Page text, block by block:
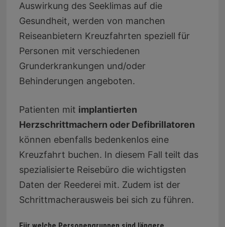
Auswirkung des Seeklimas auf die
Gesundheit, werden von manchen
Reiseanbietern Kreuzfahrten speziell für
Personen mit verschiedenen
Grunderkrankungen und/oder
Behinderungen angeboten.
Patienten mit implantierten
Herzschrittmachern oder Defibrillatoren
können ebenfalls bedenkenlos eine
Kreuzfahrt buchen. In diesem Fall teilt das
spezialisierte Reisebüro die wichtigsten
Daten der Reederei mit. Zudem ist der
Schrittmacherausweis bei sich zu führen.